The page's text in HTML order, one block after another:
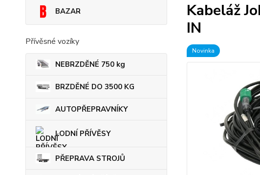
BAZAR
Přívěsné vozíky
NEBRZDĚNÉ 750 kg
BRZDĚNÉ DO 3500 KG
AUTOPŘEPRAVNÍKY
LODNÍ PŘÍVĚSY
PŘEPRAVA STROJŮ
Kabeláž
IN
Novinka